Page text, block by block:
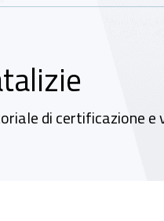
di certificazione e